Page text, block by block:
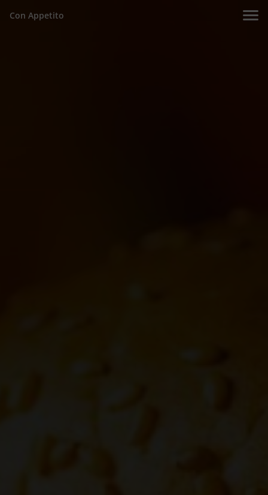
Con Appetito